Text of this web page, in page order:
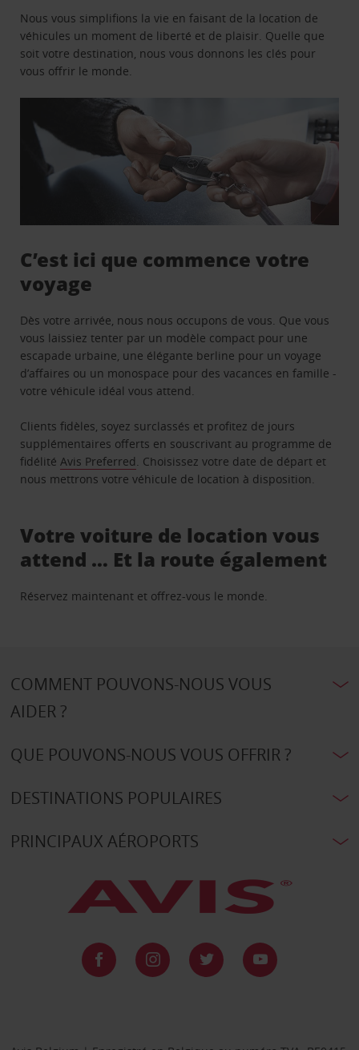
Nous vous simplifions la vie en faisant de la location de
véhicules un moment de liberté et de plaisir. Quelle que
soit votre destination, nous vous donnons les clés pour
vous offrir le monde.
C’est ici que commence votre
voyage
Dès votre arrivée, nous nous occupons de vous. Que vous
vous laissiez tenter par un modèle compact pour une
escapade urbaine, une élégante berline pour un voyage
d’affaires ou un monospace pour des vacances en famille -
votre véhicule idéal vous attend.
Clients fidèles, soyez surclassés et profitez de jours
supplémentaires offerts en souscrivant au programme de
fidélité Avis Preferred . Choisissez votre date de départ et
nous mettrons votre véhicule de location à disposition.
Votre voiture de location vous
attend … Et la route également
Réservez maintenant et offrez-vous le monde.
COMMENT POUVONS-NOUS VOUS
AIDER ?
QUE POUVONS-NOUS VOUS OFFRIR ?
DESTINATIONS POPULAIRES
PRINCIPAUX AÉROPORTS